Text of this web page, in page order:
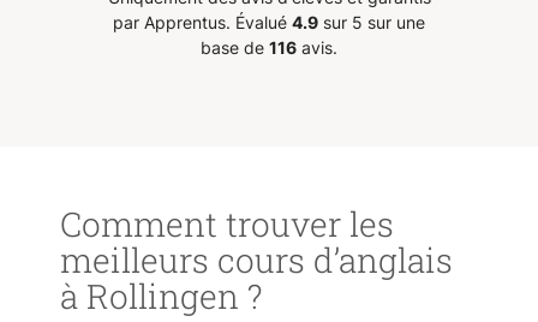
très agréable d'apprendre avec
elle, ces cours ne dégagent aucun
par Apprentus. Évalué 4.9 sur 5 sur une
base de 116 avis.
Comment trouver les
meilleurs cours d’anglais
à Rollingen ?